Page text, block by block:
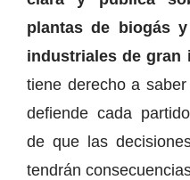
plantas de biogás
industriales de gran
tiene derecho a
defiende cada
de que las
tendrán